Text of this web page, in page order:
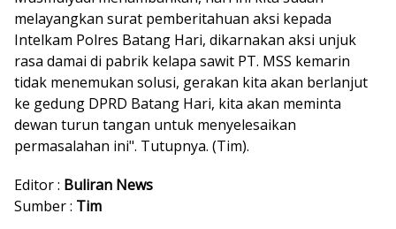
melayangkan surat pemberitahuan aksi kepada
Intelkam Polres Batang Hari, dikarnakan aksi unjuk
rasa damai di pabrik kelapa sawit PT. MSS kemarin
tidak menemukan solusi, gerakan kita akan berlanjut
ke gedung DPRD Batang Hari, kita akan meminta
dewan turun tangan untuk menyelesaikan
permasalahan ini". Tutupnya. (Tim).
Editor : Buliran News
Sumber : Tim